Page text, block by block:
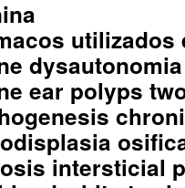
ear polyps
intersticial